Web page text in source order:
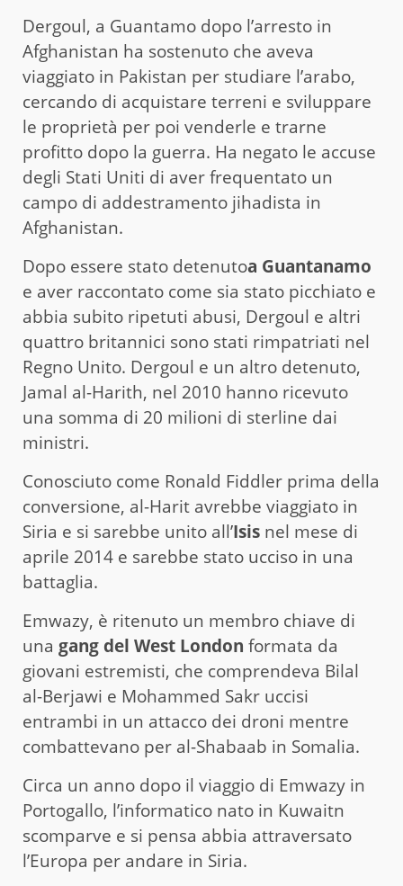
Dergoul, a Guantamo dopo l’arresto in
Afghanistan ha sostenuto che aveva
viaggiato in Pakistan per studiare l’arabo,
cercando di acquistare terreni e sviluppare
le proprietà per poi venderle e trarne
profitto dopo la guerra. Ha negato le accuse
degli Stati Uniti di aver frequentato un
campo di addestramento jihadista in
Afghanistan.
Dopo essere stato detenutoa Guantanamo
e aver raccontato come sia stato picchiato e
abbia subito ripetuti abusi, Dergoul e altri
quattro britannici sono stati rimpatriati nel
Regno Unito. Dergoul e un altro detenuto,
Jamal al-Harith, nel 2010 hanno ricevuto
una somma di 20 milioni di sterline dai
ministri.
Conosciuto come Ronald Fiddler prima della
conversione, al-Harit avrebbe viaggiato in
Siria e si sarebbe unito all’Isis nel mese di
aprile 2014 e sarebbe stato ucciso in una
battaglia.
Emwazy, è ritenuto un membro chiave di
una gang del West London formata da
giovani estremisti, che comprendeva Bilal
al-Berjawi e Mohammed Sakr uccisi
entrambi in un attacco dei droni mentre
combattevano per al-Shabaab in Somalia.
Circa un anno dopo il viaggio di Emwazy in
Portogallo, l’informatico nato in Kuwaitn
scomparve e si pensa abbia attraversato
l’Europa per andare in Siria.